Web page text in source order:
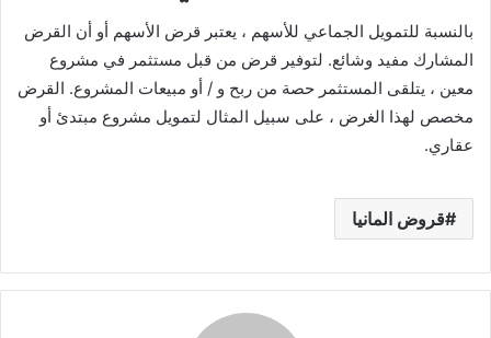
بالنسبة للتمويل الجماعي للأسهم ، يعتبر قرض الأسهم أو أن القرض
المشارك مفيد وشائع. لتوفير قرض من قبل مستثمر في مشروع
معين ، يتلقى المستثمر حصة من ربح و / أو مبيعات المشروع. القرض
مخصص لهذا الغرض ، على سبيل المثال لتمويل مشروع مبتدئ أو
عقاري.
قروض المانيا